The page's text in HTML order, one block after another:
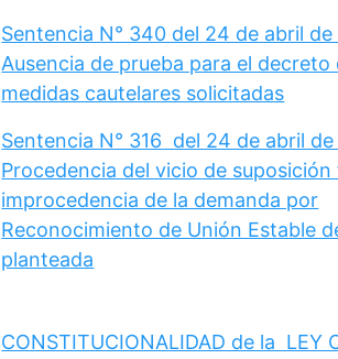
Sentencia N° 340 del 24 de abril de
Ausencia de prueba para el decreto
medidas cautelares solicitadas
Sentencia N° 316 del 24 de abril
Procedencia del vicio de suposición
improcedencia de la demanda por
Reconocimiento de Unión Estable
planteada
CONSTITUCIONALIDAD de la LEY